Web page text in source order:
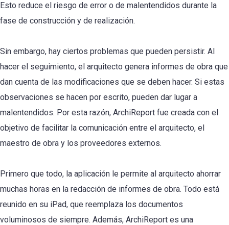
Esto reduce el riesgo de error o de malentendidos durante la
fase de construcción y de realización.
Sin embargo, hay ciertos problemas que pueden persistir. Al
hacer el seguimiento, el arquitecto genera informes de obra que
dan cuenta de las modificaciones que se deben hacer. Si estas
observaciones se hacen por escrito, pueden dar lugar a
malentendidos. Por esta razón, ArchiReport fue creada con el
objetivo de facilitar la comunicación entre el arquitecto, el
maestro de obra y los proveedores externos.
Primero que todo, la aplicación le permite al arquitecto ahorrar
muchas horas en la redacción de informes de obra. Todo está
reunido en su iPad, que reemplaza los documentos
voluminosos de siempre. Además, ArchiReport es una